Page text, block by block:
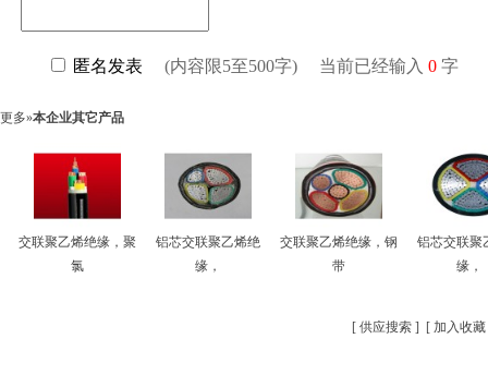
更多»本企业其它产品
交联聚乙烯绝缘，聚
氯
铝芯交联聚乙烯绝
缘，
交联聚乙烯绝缘，钢
带
铝芯交联聚
缘，
[ 供应搜索 ] [ 加入收藏